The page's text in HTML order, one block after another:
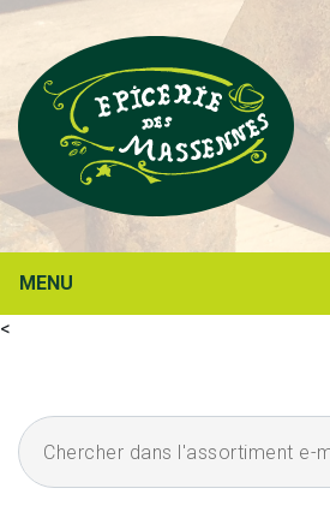
MENU
<
Chercher dans l'assortiment e-